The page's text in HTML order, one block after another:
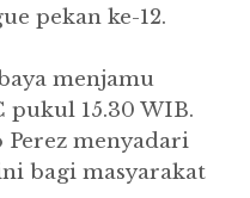
pekan ke-12.
menjamu
pukul 15.30 WIB.
menyadari
bagi masyarakat